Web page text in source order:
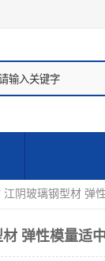
阴玻璃钢型材 弹
弹性模量适